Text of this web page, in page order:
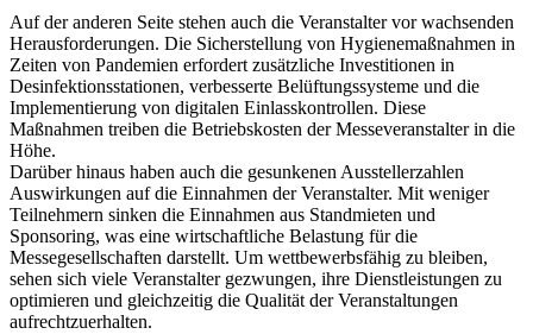
Auf der anderen Seite stehen auch die Veranstalter vor wachsenden
Herausforderungen. Die Sicherstellung von Hygienemaßnahmen in
Zeiten von Pandemien erfordert zusätzliche Investitionen in
Desinfektionsstationen, verbesserte Belüftungssysteme und die
Implementierung von digitalen Einlasskontrollen. Diese
Maßnahmen treiben die Betriebskosten der Messeveranstalter in die
Höhe.
Darüber hinaus haben auch die gesunkenen Ausstellerzahlen
Auswirkungen auf die Einnahmen der Veranstalter. Mit weniger
Teilnehmern sinken die Einnahmen aus Standmieten und
Sponsoring, was eine wirtschaftliche Belastung für die
Messegesellschaften darstellt. Um wettbewerbsfähig zu bleiben,
sehen sich viele Veranstalter gezwungen, ihre Dienstleistungen zu
optimieren und gleichzeitig die Qualität der Veranstaltungen
aufrechtzuerhalten.